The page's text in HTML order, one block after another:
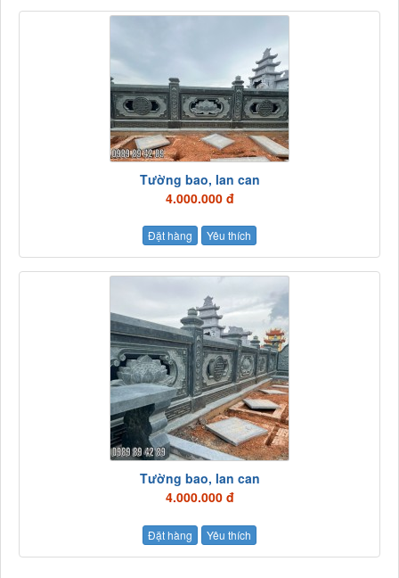
Tường bao, lan can
4.000.000 đ
Đặt hàng Yêu thích
Tường bao, lan can
4.000.000 đ
Đặt hàng Yêu thích